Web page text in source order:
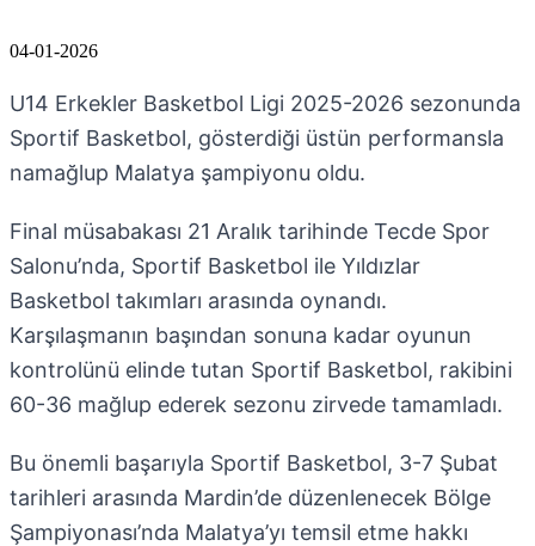
04-01-2026
U14 Erkekler Basketbol Ligi 2025-2026 sezonunda
Sportif Basketbol, gösterdiği üstün performansla
namağlup Malatya şampiyonu oldu.
Final müsabakası 21 Aralık tarihinde Tecde Spor
Salonu’nda, Sportif Basketbol ile Yıldızlar
Basketbol takımları arasında oynandı.
Karşılaşmanın başından sonuna kadar oyunun
kontrolünü elinde tutan Sportif Basketbol, rakibini
60-36 mağlup ederek sezonu zirvede tamamladı.
Bu önemli başarıyla Sportif Basketbol, 3-7 Şubat
tarihleri arasında Mardin’de düzenlenecek Bölge
Şampiyonası’nda Malatya’yı temsil etme hakkı